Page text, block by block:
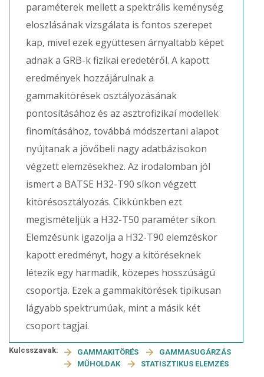
paraméterek mellett a spektrális keménység
eloszlásának vizsgálata is fontos szerepet
kap, mivel ezek együttesen árnyaltabb képet
adnak a GRB-k fizikai eredetéről. A kapott
eredmények hozzájárulnak a
gammakitörések osztályozásának
pontosításához és az asztrofizikai modellek
finomításához, továbbá módszertani alapot
nyújtanak a jövőbeli nagy adatbázisokon
végzett elemzésekhez. Az irodalomban jól
ismert a BATSE H32-T90 síkon végzett
kitörésosztályozás. Cikkünkben ezt
megismételjük a H32-T50 paraméter síkon.
Elemzésünk igazolja a H32-T90 elemzéskor
kapott eredményt, hogy a kitöréseknek
létezik egy harmadik, közepes hosszúságú
csoportja. Ezek a gammakitörések tipikusan
lágyabb spektrumúak, mint a másik két
csoport tagjai.
Kulcsszavak: GAMMAKITÖRÉS
GAMMASUGÁRZÁS
MŰHOLDAK
STATISZTIKUS ELEMZÉS